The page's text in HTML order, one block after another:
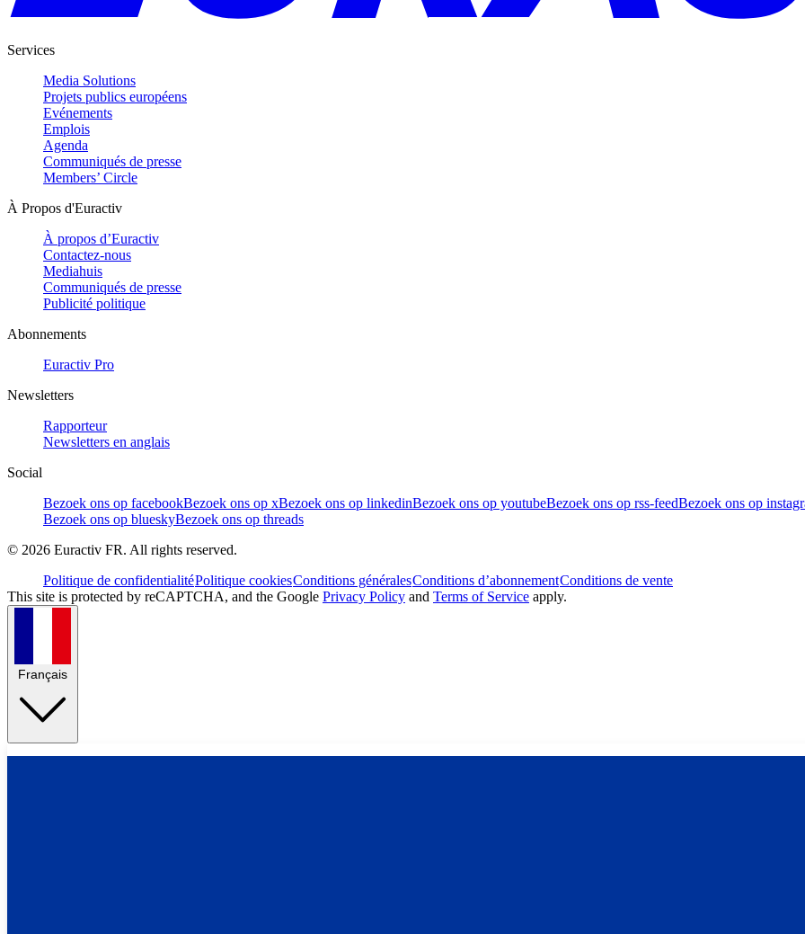
Services
Media Solutions
Projets publics européens
Evénements
Emplois
Agenda
Communiqués de presse
Members’ Circle
À Propos d'Euractiv
À propos d’Euractiv
Contactez-nous
Mediahuis
Communiqués de presse
Publicité politique
Abonnements
Euractiv Pro
Newsletters
Rapporteur
Newsletters en anglais
Social
Bezoek ons op facebookBezoek ons op xBezoek ons op linkedinBezoek ons op youtubeBezoek ons op rss-feedBezoek ons op
Bezoek ons op blueskyBezoek ons op threads
© 2026 Euractiv FR. All rights reserved.
Politique de confidentialitéPolitique cookiesConditions généralesConditions d’abonnementConditions de vente
This site is protected by reCAPTCHA, and the Google Privacy Policy and Terms of Service apply.
Français